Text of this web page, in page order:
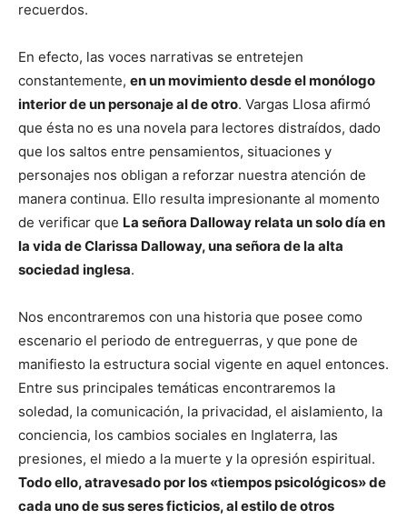
recuerdos.
En efecto, las voces narrativas se entretejen
constantemente, en un movimiento desde el monólogo
interior de un personaje al de otro. Vargas Llosa afirmó
que ésta no es una novela para lectores distraídos, dado
que los saltos entre pensamientos, situaciones y
personajes nos obligan a reforzar nuestra atención de
manera continua. Ello resulta impresionante al momento
de verificar que La señora Dalloway relata un solo día en
la vida de Clarissa Dalloway, una señora de la alta
sociedad inglesa.
Nos encontraremos con una historia que posee como
escenario el periodo de entreguerras, y que pone de
manifiesto la estructura social vigente en aquel entonces.
Entre sus principales temáticas encontraremos la
soledad, la comunicación, la privacidad, el aislamiento, la
conciencia, los cambios sociales en Inglaterra, las
presiones, el miedo a la muerte y la opresión espiritual.
Todo ello, atravesado por los «tiempos psicológicos» de
cada uno de sus seres ficticios, al estilo de otros